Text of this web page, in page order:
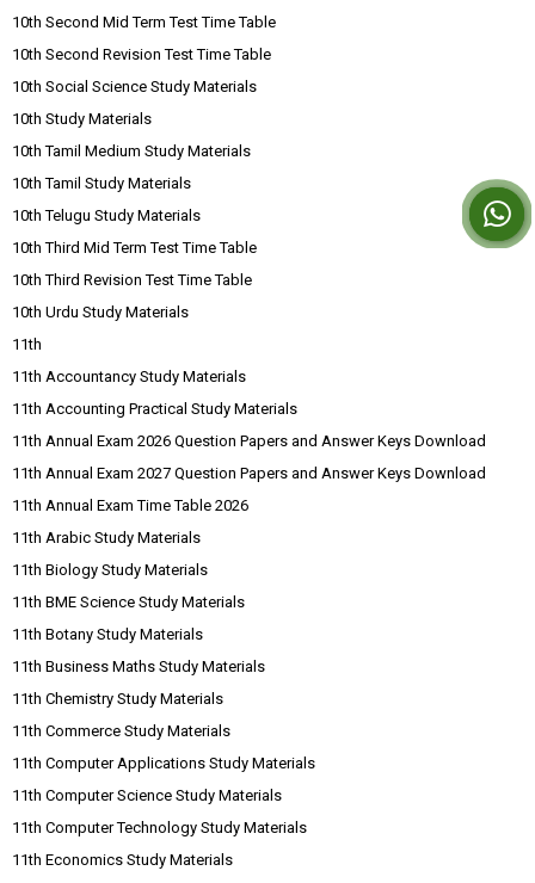
10th Second Mid Term Test Time Table
10th Second Revision Test Time Table
10th Social Science Study Materials
10th Study Materials
10th Tamil Medium Study Materials
10th Tamil Study Materials
10th Telugu Study Materials
10th Third Mid Term Test Time Table
10th Third Revision Test Time Table
10th Urdu Study Materials
11th
11th Accountancy Study Materials
11th Accounting Practical Study Materials
11th Annual Exam 2026 Question Papers and Answer Keys Download
11th Annual Exam 2027 Question Papers and Answer Keys Download
11th Annual Exam Time Table 2026
11th Arabic Study Materials
11th Biology Study Materials
11th BME Science Study Materials
11th Botany Study Materials
11th Business Maths Study Materials
11th Chemistry Study Materials
11th Commerce Study Materials
11th Computer Applications Study Materials
11th Computer Science Study Materials
11th Computer Technology Study Materials
11th Economics Study Materials